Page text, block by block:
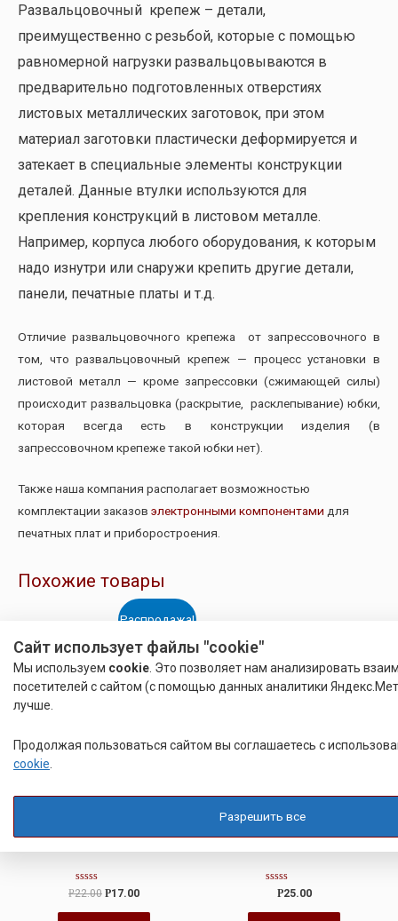
Развальцовочный крепеж – детали,
преимущественно с резьбой, которые с помощью
равномерной нагрузки развальцовываются в
предварительно подготовленных отверстиях
листовых металлических заготовок, при этом
материал заготовки пластически деформируется и
затекает в специальные элементы конструкции
деталей. Данные втулки используются для
крепления конструкций в листовом металле.
Например, корпуса любого оборудования, к которым
надо изнутри или снаружи крепить другие детали,
панели, печатные платы и т.д.
Отличие развальцовочного крепежа от запрессовочного в
том, что развальцовочный крепеж — процесс установки в
листовой металл — кроме запрессовки (сжимающей силы)
происходит развальцовка (раскрытие, расклепывание) юбки,
которая всегда есть в конструкции изделия (в
запрессовочном крепеже такой юбки нет).
Также наша компания располагает возможностью
комплектации заказов электронными компонентами для
печатных плат и приборостроения.
Похожие товары
Распродажа!
Оценка
из
Р22.00 Р17.00
ВТУЛКА ЮПИЯ 713361.002
Оценка
из
Р25.00
Сайт использует файлы "cookie"
Мы используем cookie . Это позволяет нам анализировать
посетителей с сайтом (с помощью данных аналитики
лучше.
Продолжая пользоваться сайтом вы соглашаетесь с
cookie
Разрешить все